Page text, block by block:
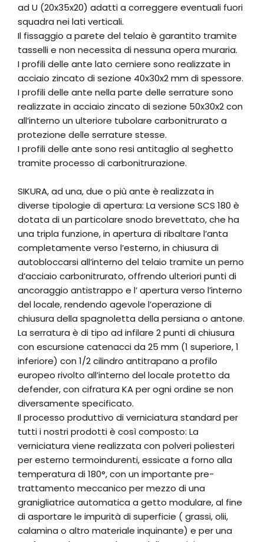
ad U (20x35x20) adatti a correggere eventuali fuori
squadra nei lati verticali.
Il fissaggio a parete del telaio è garantito tramite
tasselli e non necessita di nessuna opera muraria.
I profili delle ante lato cerniere sono realizzate in
acciaio zincato di sezione 40x30x2 mm di spessore.
I profili delle ante nella parte delle serrature sono
realizzate in acciaio zincato di sezione 50x30x2 con
all’interno un ulteriore tubolare carbonitrurato a
protezione delle serrature stesse.
I profili delle ante sono resi antitaglio al seghetto
tramite processo di carbonitrurazione.
SIKURA, ad una, due o più ante è realizzata in
diverse tipologie di apertura: La versione SCS 180 è
dotata di un particolare snodo brevettato, che ha
una tripla funzione, in apertura di ribaltare l’anta
completamente verso l’esterno, in chiusura di
autobloccarsi all’interno del telaio tramite un perno
d’acciaio carbonitrurato, offrendo ulteriori punti di
ancoraggio antistrappo e l’ apertura verso l’interno
del locale, rendendo agevole l’operazione di
chiusura della spagnoletta della persiana o antone.
La serratura è di tipo ad infilare 2 punti di chiusura
con escursione catenacci da 25 mm (1 superiore, 1
inferiore) con 1/2 cilindro antitrapano a profilo
europeo rivolto all’interno del locale protetto da
defender, con cifratura KA per ogni ordine se non
diversamente specificato.
Il processo produttivo di verniciatura standard per
tutti i nostri prodotti è così composto: La
verniciatura viene realizzata con polveri poliesteri
per esterno termoindurenti, essicate a forno alla
temperatura di 180°, con un importante pre-
trattamento meccanico per mezzo di una
granigliatrice automatica a getto modulare, al fine
di asportare le impurità di superficie ( grassi, olii,
calamina o altro materiale inquinante) e per una